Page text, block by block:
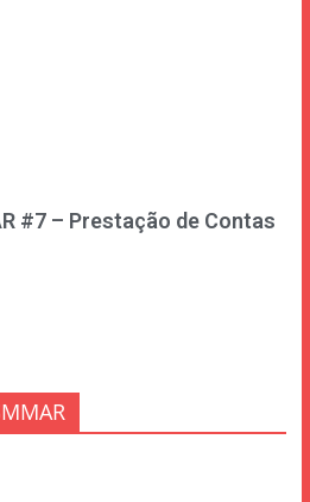
#7 – Prestação de Contas